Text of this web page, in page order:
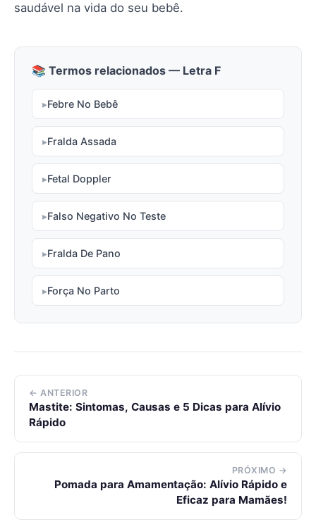
saudável na vida do seu bebê.
📚 Termos relacionados — Letra F
Febre No Bebê
Fralda Assada
Fetal Doppler
Falso Negativo No Teste
Fralda De Pano
Força No Parto
← ANTERIOR
Mastite: Sintomas, Causas e 5 Dicas para Alívio
Rápido
PRÓXIMO →
Pomada para Amamentação: Alívio Rápido e
Eficaz para Mamães!